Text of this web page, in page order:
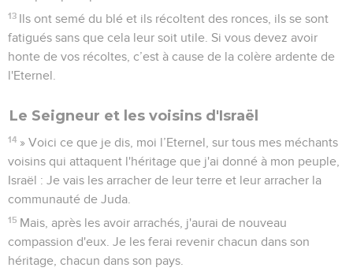
13 Ils ont semé du blé et ils récoltent des ronces, ils se sont
fatigués sans que cela leur soit utile. Si vous devez avoir
honte de vos récoltes, c’est à cause de la colère ardente de
l'Eternel.
Le Seigneur et les voisins d'Israël
14 » Voici ce que je dis, moi l’Eternel, sur tous mes méchants
voisins qui attaquent l'héritage que j'ai donné à mon peuple,
Israël : Je vais les arracher de leur terre et leur arracher la
communauté de Juda.
15 Mais, après les avoir arrachés, j'aurai de nouveau
compassion d'eux. Je les ferai revenir chacun dans son
héritage, chacun dans son pays.